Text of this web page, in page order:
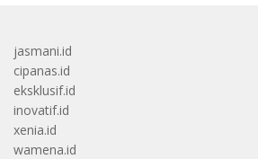
jasmani.id
cipanas.id
eksklusif.id
inovatif.id
xenia.id
wamena.id